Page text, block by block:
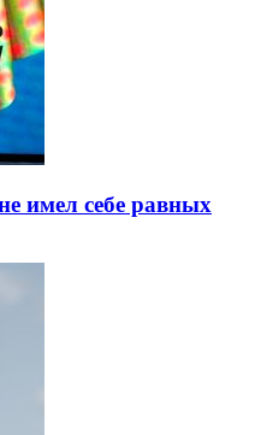
имел себе равных